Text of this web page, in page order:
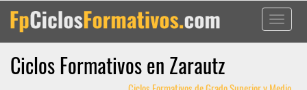
Toggle
Ciclos Formativos en Zarautz